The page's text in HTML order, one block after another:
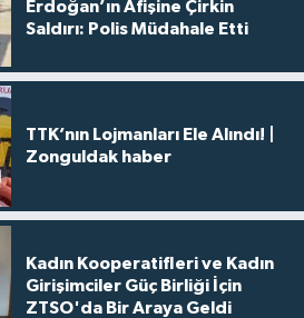
Erdoğan’ın Afişine Çirkin
Saldırı: Polis Müdahale Etti
TTK’nın Lojmanları Ele Alındı! |
Zonguldak haber
Kadın Kooperatifleri ve Kadın
Girişimciler Güç Birliği İçin
ZTSO'da Bir Araya Geldi